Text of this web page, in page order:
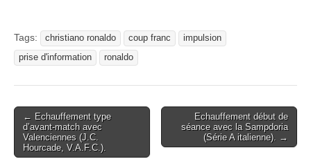
Tags: christiano ronaldo coup franc
impulsion
prise d'information
ronaldo
Post
navigation
← Echauffement type
d’avant-match avec
Valenciennes (J.C.
Hourcade, V.A.F.C.).
Echauffement début de
séance avec la Sampdoria
(Série A italienne). →